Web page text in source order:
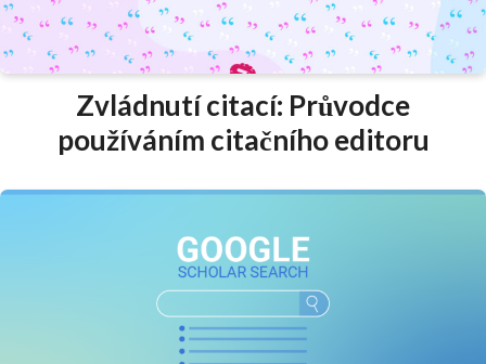
Zvládnutí citací: Průvodce
používáním citačního editoru